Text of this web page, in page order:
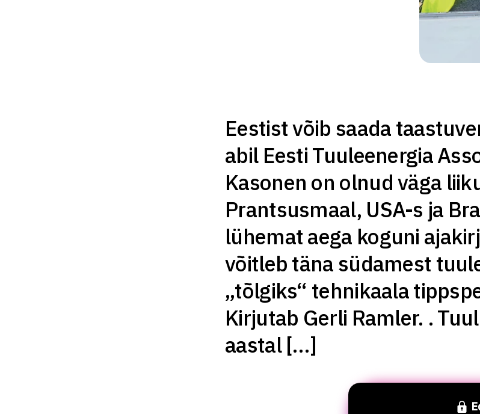
Eestist võib saada
abil Eesti Tuuleenergia
Kasonen on olnud väga
Prantsusmaal, USA-s ja
lühemat aega koguni
võitleb täna südamest
„tõlgiks“ tehnikaala
Kirjutab Gerli Ramler. .
aastal […]